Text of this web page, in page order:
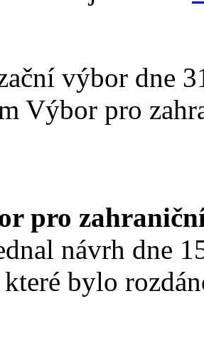
výbor dne
Výbor pro
pro
návrh dne
které bylo